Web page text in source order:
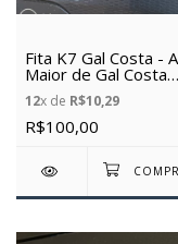
Fita K7 Gal Costa -
Maior de Gal Costa
(Usada)
12x de R$10,29
R$100,00